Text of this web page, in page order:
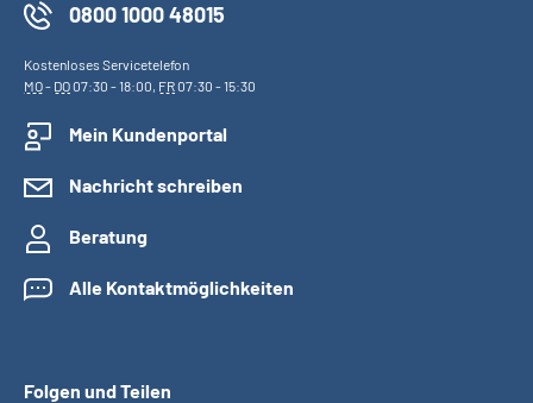
0800 1000 48015
Kostenloses Servicetelefon
MO- DO07:30 - 18:00, FR07:30 - 15:30
Mein Kundenportal
Nachricht schreiben
Beratung
Alle Kontaktmöglichkeiten
Folgen und Teilen